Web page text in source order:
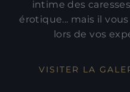
intime des
érotique... mais il
lors de vos
VISITER LA